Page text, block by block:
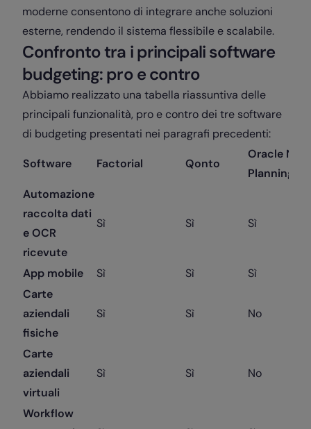
moderne consentono di integrare anche soluzioni
esterne, rendendo il sistema flessibile e scalabile.
Confronto tra i principali software
budgeting: pro e contro
Abbiamo realizzato una tabella riassuntiva delle
principali funzionalità, pro e contro dei tre software
di budgeting presentati nei paragrafi precedenti:
Software Factorial Qonto
Oracle
Planning
Automazione
raccolta dati
e OCR
ricevute
Sì Sì Sì
App mobile Sì Sì
Sì
Carte
aziendali
fisiche
Sì Sì No
Carte
aziendali
virtuali
Sì Sì No
Workflow